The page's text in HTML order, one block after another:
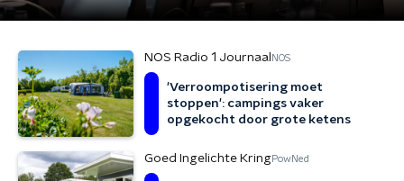
NOS Radio 1 Journaal NOS
'Verroompotisering moet
stoppen': campings vaker
opgekocht door grote ketens
Goed Ingelichte KringPowNed